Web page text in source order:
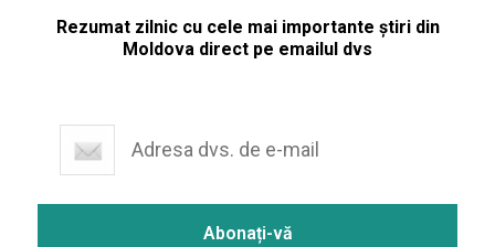
Rezumat zilnic cu cele mai importante știri din
Moldova direct pe emailul dvs